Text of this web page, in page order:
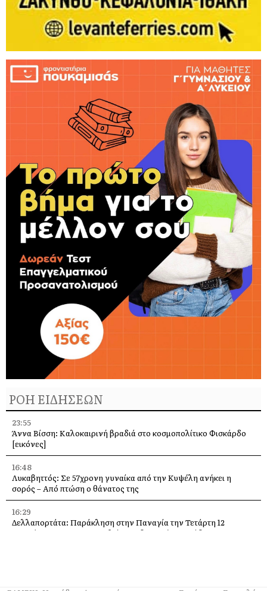
ΡΟΗ ΕΙΔΗΣΕΩΝ
23:55
Άννα Βίσση: Καλοκαιρινή βραδιά στο κοσμοπολίτικο Φισκάρδο
[εικόνες]
16:48
Λυκαβηττός: Σε 57χρονη γυναίκα από την Κυψέλη ανήκει η
σορός – Από πτώση ο θάνατος της
16:29
Δελλαπορτάτα: Παράκληση στην Παναγία την Τετάρτη 12
Αυγούστου –Θα προσφερθεί παραδοσιακή ριγανάδα